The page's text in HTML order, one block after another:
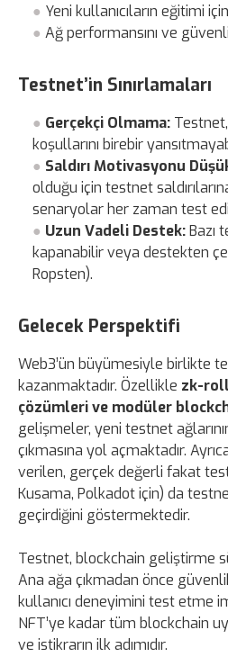
Yeni kullanıcıların eğitimi
Ağ performansını ve
Testnet’in Sınırlamaları
Gerçekçi Olmama:
koşullarını birebir
Saldırı Motivasyonu
olduğu için testnet
senaryolar her zaman test
Uzun Vadeli Destek:Bazı
kapanabilir veya destekten
Ropsten).
Gelecek Perspektifi
Web3’ün büyümesiyle birlikte
kazanmaktadır. Özellikle zk-
çözümleri ve modüler
gelişmeler, yeni testnet
çıkmasına yol açmaktadır.
verilen, gerçek değerli fakat
Kusama, Polkadot için) da
geçirdiğini göstermektedir.
Testnet, blockchain geliştirme
Ana ağa çıkmadan önce
kullanıcı deneyimini test etme
NFT’ye kadar tüm blockchain
ve istikrarın ilk adımıdır.